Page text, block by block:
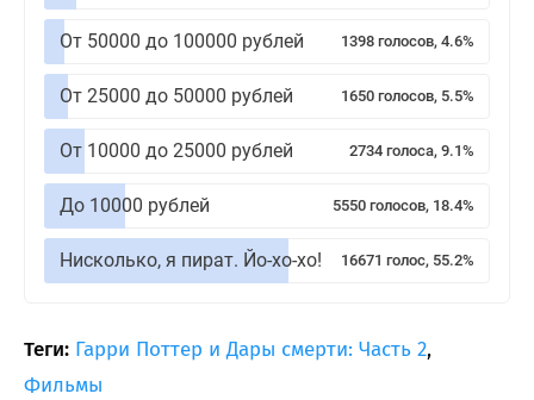
От 50000 до 100000 рублей 1398 голосов, 4.6%
От 25000 до 50000 рублей 1650 голосов, 5.5%
От 10000 до 25000 рублей 2734 голоса, 9.1%
До 10000 рублей 5550 голосов, 18.4%
Нисколько, я пират. Йо-хо-хо! 16671 голос, 55.2%
Теги: Гарри Поттер и Дары смерти: Часть 2,
Фильмы